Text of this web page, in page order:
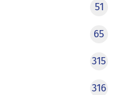
51
65
315
316